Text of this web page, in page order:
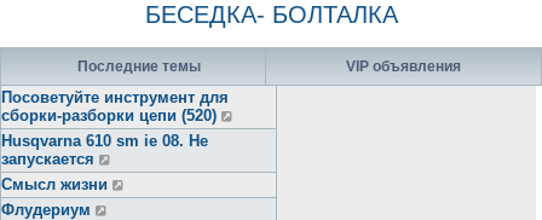
БЕСЕДКА- БОЛТАЛКА
Последние темы
Посоветуйте инструмент для
сборки-разборки цепи (520)
Husqvarna 610 sm ie 08. Не
запускается
Смысл жизни
Флудериум
VIP объявления